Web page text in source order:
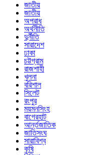
জাতীয়
জাতীয়
অপরাধ
অর্থনীতি
দুর্নীতি
সারাদেশ
ঢাকা
চট্টগ্রাম
রাজশাহী
খুলনা
বরিশাল
সিলেট
রংপুর
ময়মনসিংহ
বাগেরহাট
আর্ন্তজাতিক
জাতিসংঘ
সারাবিশ্ব
কৃষি